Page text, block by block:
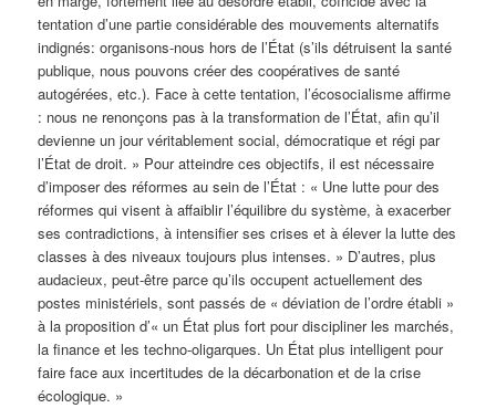
tentation d’une partie considérable des mouvements alternatifs
indignés: organisons-nous hors de l’État (s’ils détruisent la santé
publique, nous pouvons créer des coopératives de santé
autogérées, etc.). Face à cette tentation, l’écosocialisme affirme
: nous ne renonçons pas à la transformation de l’État, afin qu’il
devienne un jour véritablement social, démocratique et régi par
l’État de droit. » Pour atteindre ces objectifs, il est nécessaire
d’imposer des réformes au sein de l’État : « Une lutte pour des
réformes qui visent à affaiblir l’équilibre du système, à exacerber
ses contradictions, à intensifier ses crises et à élever la lutte des
classes à des niveaux toujours plus intenses. » D’autres, plus
audacieux, peut-être parce qu’ils occupent actuellement des
postes ministériels, sont passés de « déviation de l’ordre établi »
à la proposition d’« un État plus fort pour discipliner les marchés,
la finance et les techno-oligarques. Un État plus intelligent pour
faire face aux incertitudes de la décarbonation et de la crise
écologique. »